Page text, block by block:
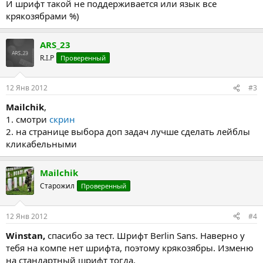
И шрифт такой не поддерживается или язык все
крякозябрами %)
ARS_23
R.I.P Проверенный
12 Янв 2012 #3
Mailchik,
1. смотри скрин
2. на странице выбора доп задач лучше сделать лейблы
кликабельными
Mailchik
Старожил Проверенный
12 Янв 2012 #4
Winstan, спасибо за тест. Шрифт Berlin Sans. Наверно у
тебя на компе нет шрифта, поэтому крякозябры. Изменю
на стандартный шрифт тогда.